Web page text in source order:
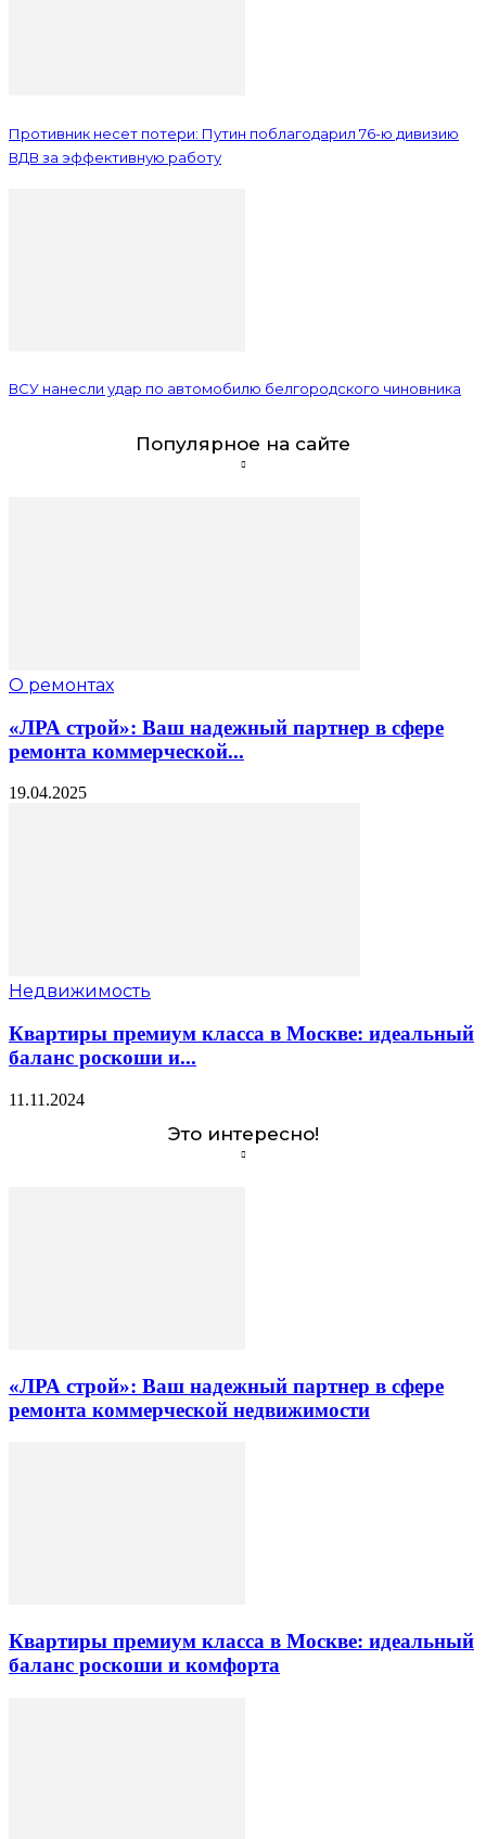
Противник несет потери: Путин поблагодарил 76-ю дивизию
ВДВ за эффективную работу
ВСУ нанесли удар по автомобилю белгородского чиновника
Популярное на сайте
О ремонтах
«ЛРА строй»: Ваш надежный партнер в сфере
ремонта коммерческой...
19.04.2025
Недвижимость
Квартиры премиум класса в Москве: идеальный
баланс роскоши и...
11.11.2024
Это интересно!
«ЛРА строй»: Ваш надежный партнер в сфере
ремонта коммерческой недвижимости
Квартиры премиум класса в Москве: идеальный
баланс роскоши и комфорта